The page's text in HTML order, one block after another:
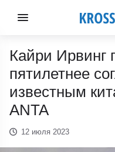
Кайри Ирвинг
пятилетнее
известным
ANTA
12 июля 2023